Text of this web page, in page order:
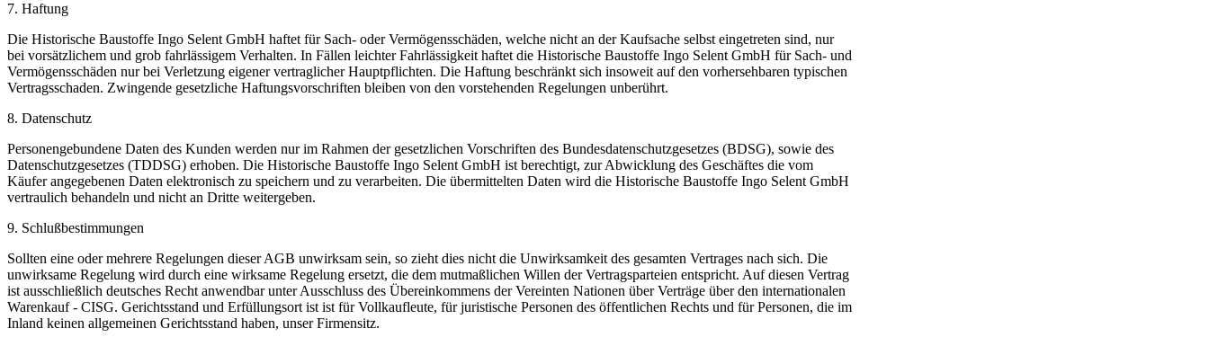
7. Haftung
Die Historische Baustoffe Ingo Selent GmbH haftet für Sach- oder Vermögensschäden, welche nicht an der Kaufsache selbst eingetreten sind, nur
bei vorsätzlichem und grob fahrlässigem Verhalten. In Fällen leichter Fahrlässigkeit haftet die Historische Baustoffe Ingo Selent GmbH für Sach- und
Vermögensschäden nur bei Verletzung eigener vertraglicher Hauptpflichten. Die Haftung beschränkt sich insoweit auf den vorhersehbaren typischen
Vertragsschaden. Zwingende gesetzliche Haftungsvorschriften bleiben von den vorstehenden Regelungen unberührt.
8. Datenschutz
Personengebundene Daten des Kunden werden nur im Rahmen der gesetzlichen Vorschriften des Bundesdatenschutzgesetzes (BDSG), sowie des
Datenschutzgesetzes (TDDSG) erhoben. Die Historische Baustoffe Ingo Selent GmbH ist berechtigt, zur Abwicklung des Geschäftes die vom
Käufer angegebenen Daten elektronisch zu speichern und zu verarbeiten. Die übermittelten Daten wird die Historische Baustoffe Ingo Selent GmbH
vertraulich behandeln und nicht an Dritte weitergeben.
9. Schlußbestimmungen
Sollten eine oder mehrere Regelungen dieser AGB unwirksam sein, so zieht dies nicht die Unwirksamkeit des gesamten Vertrages nach sich. Die
unwirksame Regelung wird durch eine wirksame Regelung ersetzt, die dem mutmaßlichen Willen der Vertragsparteien entspricht. Auf diesen Vertrag
ist ausschließlich deutsches Recht anwendbar unter Ausschluss des Übereinkommens der Vereinten Nationen über Verträge über den internationalen
Warenkauf - CISG. Gerichtsstand und Erfüllungsort ist ist für Vollkaufleute, für juristische Personen des öffentlichen Rechts und für Personen, die im
Inland keinen allgemeinen Gerichtsstand haben, unser Firmensitz.